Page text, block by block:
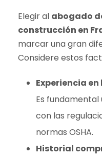
Elegir al abogado
construcción en
marcar una gran
Considere estos
Experiencia
Es
con las
normas OSHA.
Historial